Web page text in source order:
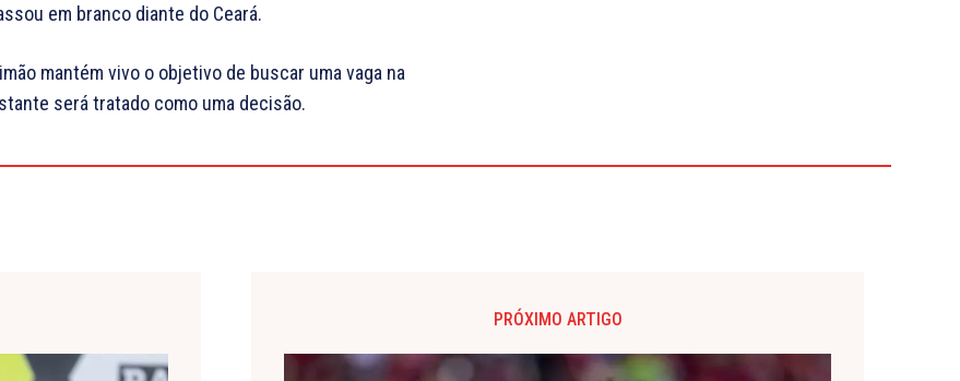
em branco diante do Ceará.
mantém vivo o objetivo de buscar uma vaga na
será tratado como uma decisão.
PRÓXIMO ARTIGO